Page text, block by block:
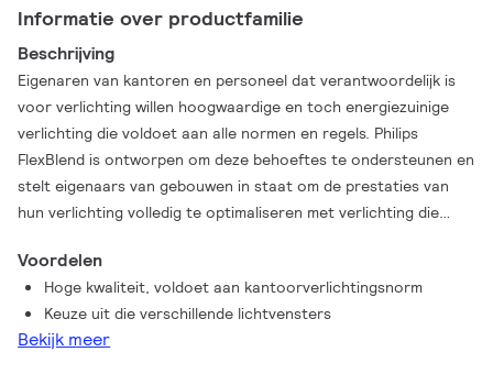
Informatie over productfamilie
Beschrijving
Eigenaren van kantoren en personeel dat verantwoordelijk is
voor verlichting willen hoogwaardige en toch energiezuinige
verlichting die voldoet aan alle normen en regels. Philips
FlexBlend is ontworpen om deze behoeftes te ondersteunen en
stelt eigenaars van gebouwen in staat om de prestaties van
hun verlichting volledig te optimaliseren met verlichting die
terugverdientijd heeft. Bovendien biedt FlexBlend de benodigde
flexibiliteit dankzij de eenvoudige toepassing op verschillende
plafondtypen en in uiteenlopende kantoorruimten zoals
kantoortuinen of vergaderruimten. Ondanks dat technologie
Voordelen
Hoge kwaliteit, voldoet aan kantoorverlichtingsnorm
Keuze uit die verschillende lichtvensters
Bekijk meer